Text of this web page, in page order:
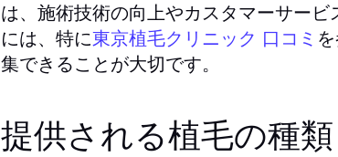
は、施術技術の向上やカスタマーサー
には、特に東京植毛クリニック 口コミ
集できることが大切です。
提供される植毛の種類